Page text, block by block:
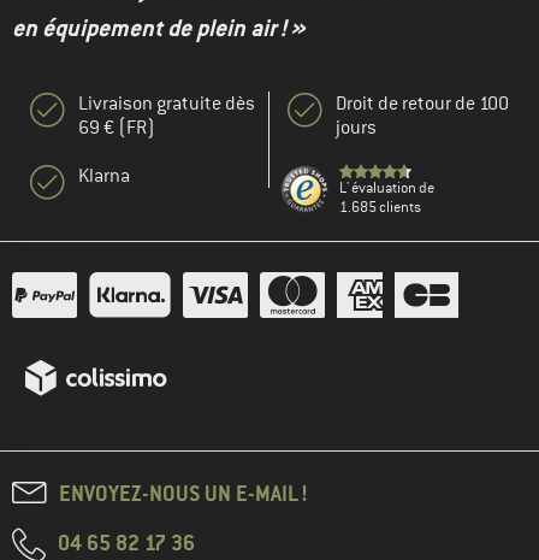
en équipement de plein air ! »
Livraison gratuite dès
69 € (FR)
Klarna
Droit de retour de 100
jours
L' évaluation de
1.685 clients
ENVOYEZ-NOUS UN E-MAIL !
04 65 82 17 36